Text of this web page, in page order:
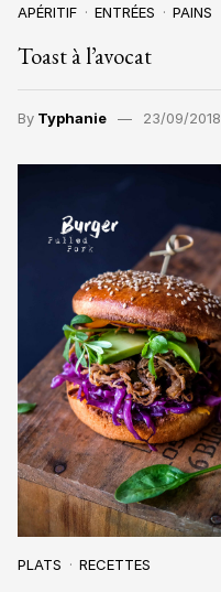
APÉRITIF ENTRÉES PAINS
Toast à l’avocat
By Typhanie 23/09/2018
PLATS RECETTES